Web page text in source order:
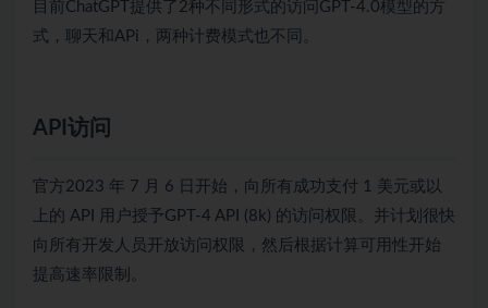
目前ChatGPT提供了2种不同形式的访问GPT-4.0模型的方
式，聊天和APi，两种计费模式也不同。
API访问
官方2023 年 7 月 6 日开始，向所有成功支付 1 美元或以
上的 API 用户授予G​​PT-4 API (8k) 的访问权限。并计划很快
向所有开发人员开放访问权限，然后根据计算可用性开始
提高速率限制。